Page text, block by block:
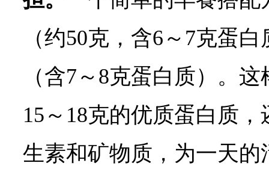
（约50克，含6～7克蛋
（含7～8克蛋白质）。
15～18克的优质蛋白质
生素和矿物质，为一天